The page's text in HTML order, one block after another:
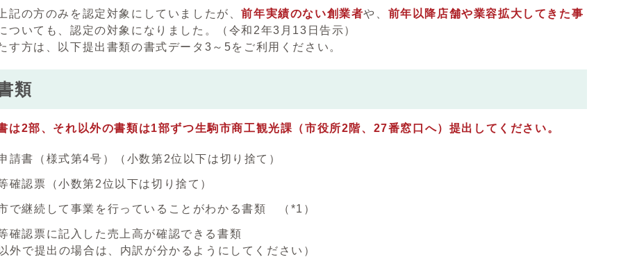
記の方のみを認定対象にしていましたが、前年実績のない創業者や、 前年以降店舗や業容拡大してきた事
ついても、認定の対象になりました。（令和2年3月13日告示）
す方は、以下提出書類の書式データ3～5をご利用ください。
類
は2部、それ以外の書類は1部ずつ生駒市商工観光課（市役所2階、27番窓口へ）提出してください。
請書（様式第4号）（小数第2位以下は切り捨て）
確認票（小数第2位以下は切り捨て）
で継続して事業を行っていることがわかる書類 （*1）
確認票に記入した売上高が確認できる書類
外で提出の場合は、内訳が分かるようにしてください）